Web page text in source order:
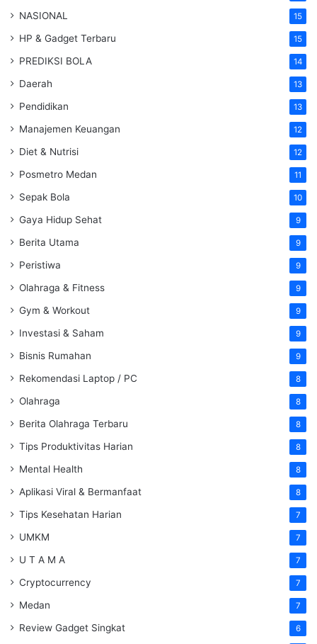
NASIONAL 15
HP & Gadget Terbaru 15
PREDIKSI BOLA 14
Daerah 13
Pendidikan 13
Manajemen Keuangan 12
Diet & Nutrisi 12
Posmetro Medan 11
Sepak Bola 10
Gaya Hidup Sehat 9
Berita Utama 9
Peristiwa 9
Olahraga & Fitness 9
Gym & Workout 9
Investasi & Saham 9
Bisnis Rumahan 9
Rekomendasi Laptop / PC 8
Olahraga 8
Berita Olahraga Terbaru 8
Tips Produktivitas Harian 8
Mental Health 8
Aplikasi Viral & Bermanfaat 8
Tips Kesehatan Harian 7
UMKM 7
U T A M A 7
Cryptocurrency 7
Medan 7
Review Gadget Singkat 6